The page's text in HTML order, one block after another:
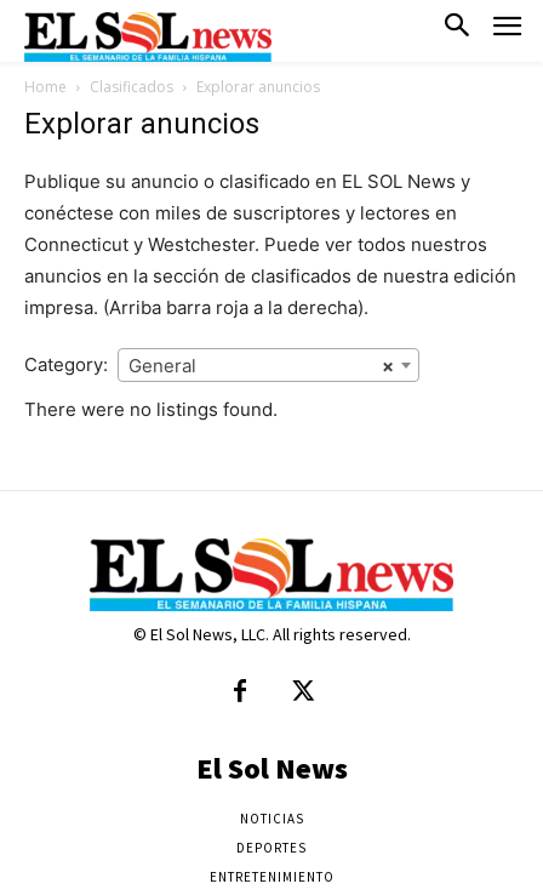
Home Clasificados Explorar anuncios
Explorar anuncios
Publique su anuncio o clasificado en EL SOL News y
conéctese con miles de suscriptores y lectores en
Connecticut y Westchester. Puede ver todos nuestros
anuncios en la sección de clasificados de nuestra edición
impresa. (Arriba barra roja a la derecha).
Category: ×
General
There were no listings found.
© El Sol News, LLC. All rights reserved.
El Sol News
NOTICIAS
DEPORTES
ENTRETENIMIENTO